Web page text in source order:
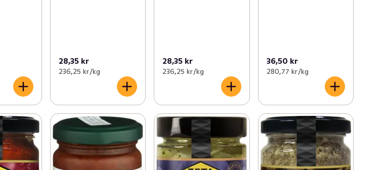
28,35 kr
236,25 kr /kg
28,35 kr
236,25 kr /kg
36,50 kr
280,77 kr /kg